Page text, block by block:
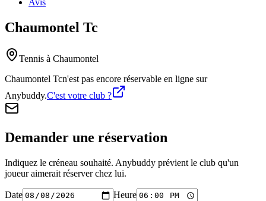
Avis
Chaumontel Tc
Tennis à Chaumontel
Chaumontel Tcn'est pas encore réservable en ligne sur
Anybuddy.C'est votre club ?
Demander une réservation
Indiquez le créneau souhaité. Anybuddy prévient le club qu'un
joueur aimerait réserver chez lui.
Date Heure